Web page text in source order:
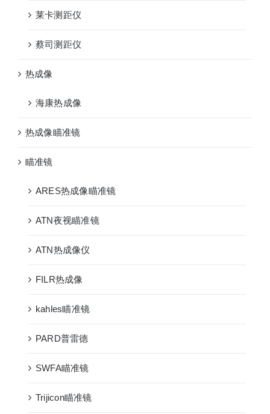
莱卡测距仪
蔡司测距仪
热成像
海康热成像
热成像瞄准镜
瞄准镜
ARES热成像瞄准镜
ATN夜视瞄准镜
ATN热成像仪
FILR热成像
kahles瞄准镜
PARD普雷德
SWFA瞄准镜
Trijicon瞄准镜